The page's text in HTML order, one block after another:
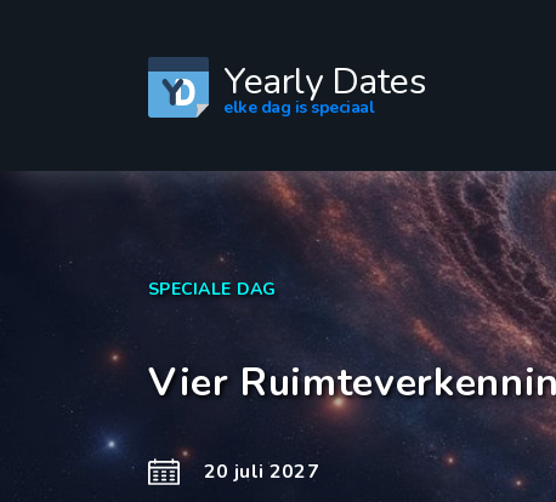
Yearly Dates
elke dag is speciaal
SPECIALE DAG
Vier
20 juli 2027